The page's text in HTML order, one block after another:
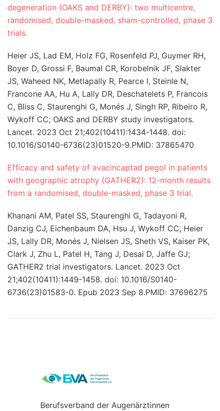
degeneration (OAKS and DERBY): two multicentre,
randomised, double-masked, sham-controlled, phase 3
trials.
Heier JS, Lad EM, Holz FG, Rosenfeld PJ, Guymer RH,
Boyer D, Grossi F, Baumal CR, Korobelnik JF, Slakter
JS, Waheed NK, Metlapally R, Pearce I, Steinle N,
Francone AA, Hu A, Lally DR, Deschatelets P, Francois
C, Bliss C, Staurenghi G, Monés J, Singh RP, Ribeiro R,
Wykoff CC; OAKS and DERBY study investigators.
Lancet. 2023 Oct 21;402(10411):1434-1448. doi:
10.1016/S0140-6736(23)01520-9.PMID: 37865470
Efficacy and safety of avacincaptad pegol in patients
with geographic atrophy (GATHER2): 12-month results
from a randomised, double-masked, phase 3 trial.
Khanani AM, Patel SS, Staurenghi G, Tadayoni R,
Danzig CJ, Eichenbaum DA, Hsu J, Wykoff CC, Heier
JS, Lally DR, Monés J, Nielsen JS, Sheth VS, Kaiser PK,
Clark J, Zhu L, Patel H, Tang J, Desai D, Jaffe GJ;
GATHER2 trial investigators. Lancet. 2023 Oct
21;402(10411):1449-1458. doi: 10.1016/S0140-
6736(23)01583-0. Epub 2023 Sep 8.PMID: 37696275
Berufsverband der Augenärztinnen